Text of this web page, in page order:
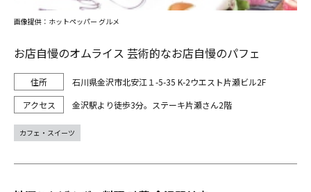
お店自慢のオムライス 芸術的なお店自慢のパフェ
石川県金沢市北安江１-5-35 K-2ウエスト片瀬ビル2F
金沢駅より徒歩3分。ステーキ片瀬さん2階
画像提供：ホットペッパー グルメ
カフェ・スイーツ